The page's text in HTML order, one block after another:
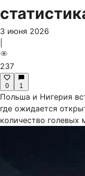
3 июня 2026
237
0 1
Польша и Нигерия
где ожидается
количество голевых